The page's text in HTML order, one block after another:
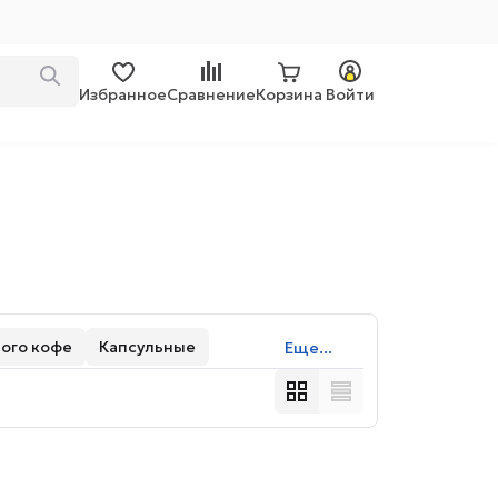
ИзбранноеСравнениеКорзина Войти
Еще...
кофе
Капсульные